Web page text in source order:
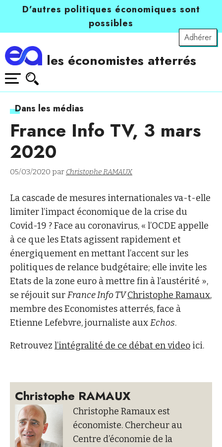
D’autres politiques économiques sont
possibles
Adhérer
les économistes atterrés
Dans les médias
France Info TV, 3 mars
2020
05/03/2020 par Christophe RAMAUX
La cascade de mesures internationales va-t-elle
limiter l’impact économique de la crise du
Covid-19 ? Face au coronavirus, « l’OCDE appelle
à ce que les Etats agissent rapidement et
énergiquement en mettant l’accent sur les
politiques de relance budgétaire; elle invite les
Etats de la zone euro à mettre fin à l’austérité »,
se réjouit surFrance Info TVChristophe Ramaux,
membre des Economistes atterrés, face à
Etienne Lefebvre, journaliste auxEchos.
Retrouvez l’intégralité de ce débat en video ici.
Christophe RAMAUX
Christophe Ramaux est
économiste. Chercheur au
Centre d’économie de la